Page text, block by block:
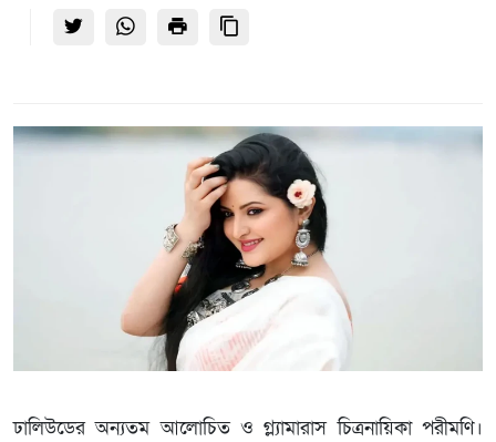
ঢালিউডের অন্যতম আলোচিত ও গ্ল্যামারাস চিত্রনায়িকা পরীমণি।